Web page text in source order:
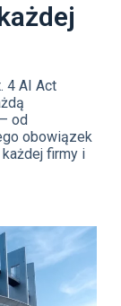
4 AI Act
od
obowiązek
firmy i